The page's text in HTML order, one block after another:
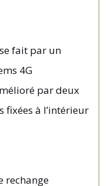
fait par un
4G
par deux
fixées à l’intérieur
rechange